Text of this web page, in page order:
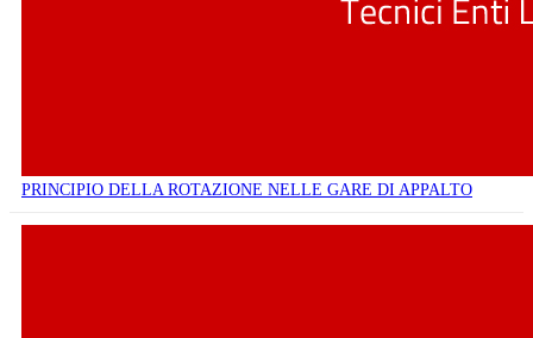
PRINCIPIO DELLA ROTAZIONE NELLE GARE DI APPALTO